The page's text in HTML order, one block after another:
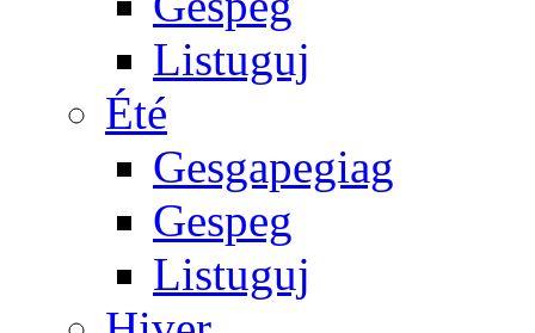
Listuguj
Été
Gesgapegiag
Gespeg
Listuguj